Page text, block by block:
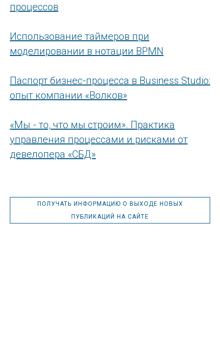
процессов
Использование таймеров при
моделировании в нотации BPMN
Паспорт бизнес-процесса в Business Studio:
опыт компании «Волков»
«Мы - то, что мы строим». Практика
управления процессами и рисками от
девелопера «СБД»